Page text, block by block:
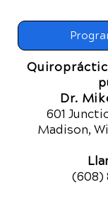
Dr.
601
Madison,
(608)